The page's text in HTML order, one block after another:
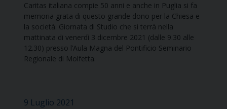
Caritas italiana compie 50 anni e anche in Puglia si fa
memoria grata di questo grande dono per la Chiesa e
la società. Giornata di Studio che si terrà nella
mattinata di venerdì 3 dicembre 2021 (dalle 9.30 alle
12.30) presso l’Aula Magna del Pontificio Seminario
Regionale di Molfetta.
9 Luglio 2021